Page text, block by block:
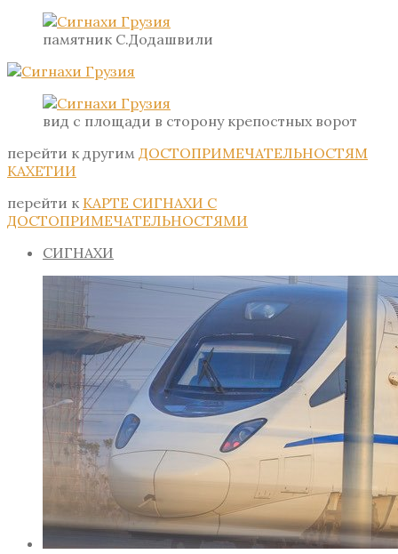
памятник С.Додашвили
вид с площади в сторону крепостных ворот
перейти к другим ДОСТОПРИМЕЧАТЕЛЬНОСТЯМ
КАХЕТИИ
перейти к КАРТЕ СИГНАХИ С
ДОСТОПРИМЕЧАТЕЛЬНОСТЯМИ
СИГНАХИ